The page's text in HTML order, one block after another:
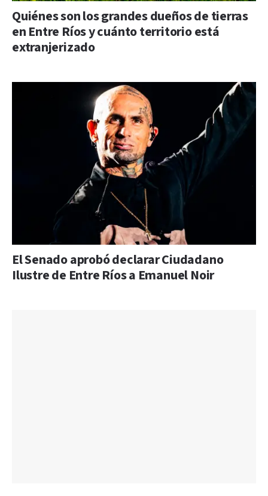
Quiénes son los grandes dueños de tierras
en Entre Ríos y cuánto territorio está
extranjerizado
El Senado aprobó declarar Ciudadano
Ilustre de Entre Ríos a Emanuel Noir